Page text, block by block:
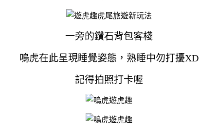
一旁的鑽石背包客棧
嗚虎在此呈現睡覺姿態，熟睡中勿打擾XD
記得拍照打卡喔